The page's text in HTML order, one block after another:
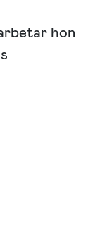
hon